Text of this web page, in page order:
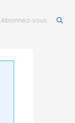
Abonnez-vous